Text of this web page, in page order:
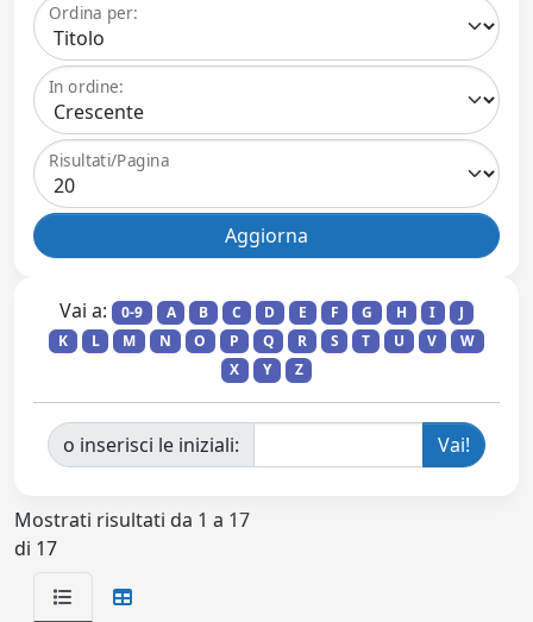
Ordina per:
In ordine:
Risultati/Pagina
Vai a: 0-9 A B C D E F G H I
J
K
L M N O P Q R S T U V
W
X
Y Z
o inserisci le iniziali:
Mostrati risultati da 1 a 17
di 17